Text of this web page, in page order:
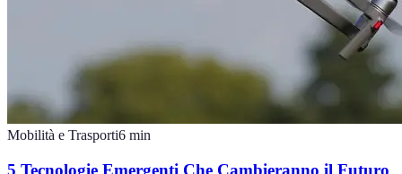
Mobilità e Trasporti6 min
5 Tecnologie Emergenti Che Cambieranno il Futuro